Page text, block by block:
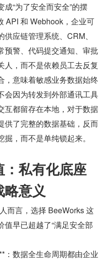
“为了安全而安全”的摆
API 和 Webhook，企业可
应链管理系统、CRM、
预警、代码提交通知、审批
人，而不是依赖员工去反复
，意味着敏感业务数据始终
会因为转发到外部通讯工具
互都留存在本地，对于数据
供了完整的数据基础，反而
，而不是单纯锁起来。
私有化底座
意义
而言，选择 BeeWorks 这
早已超越了“满足安全部
：数据全生命周期都由企业